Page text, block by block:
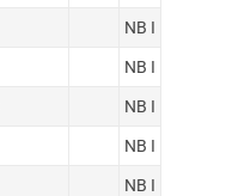
NB I
NB I
NB I
NB I
NB I